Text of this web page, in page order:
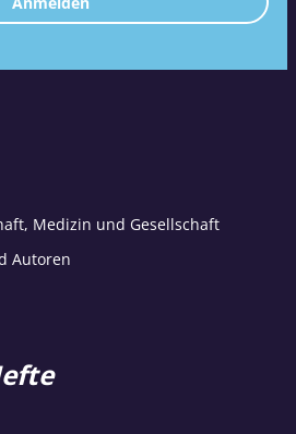
Medizin und Gesellschaft
Autoren